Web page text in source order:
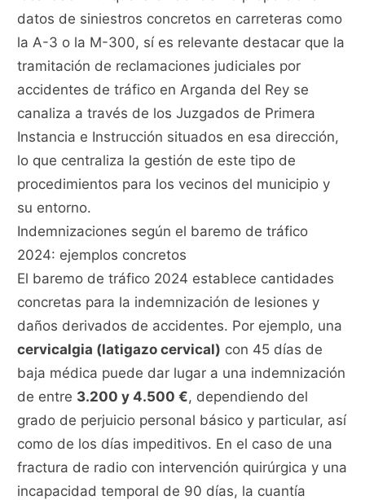
datos de siniestros concretos en carreteras como
la A-3 o la M-300, sí es relevante destacar que la
tramitación de reclamaciones judiciales por
accidentes de tráfico en Arganda del Rey se
canaliza a través de los Juzgados de Primera
Instancia e Instrucción situados en esa dirección,
lo que centraliza la gestión de este tipo de
procedimientos para los vecinos del municipio y
su entorno.
Indemnizaciones según el baremo de tráfico
2024: ejemplos concretos
El baremo de tráfico 2024 establece cantidades
concretas para la indemnización de lesiones y
daños derivados de accidentes. Por ejemplo, una
cervicalgia (latigazo cervical) con 45 días de
baja médica puede dar lugar a una indemnización
de entre 3.200 y 4.500 €, dependiendo del
grado de perjuicio personal básico y particular, así
como de los días impeditivos. En el caso de una
fractura de radio con intervención quirúrgica y una
incapacidad temporal de 90 días, la cuantía